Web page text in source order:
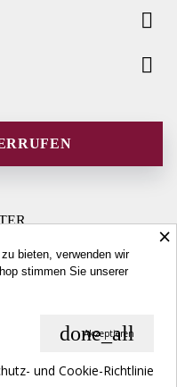


×
bieten, verwenden wir
stimmen Sie unserer
done_all
Akzeptieren
und Cookie-Richtlinie